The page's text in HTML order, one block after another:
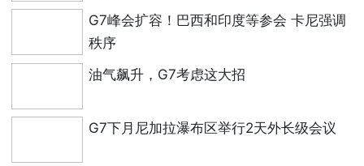
G7峰会扩容！巴西和印度等参会 卡尼强调
秩序
油气飙升，G7考虑这大招
G7下月尼加拉瀑布区举行2天外长级会议